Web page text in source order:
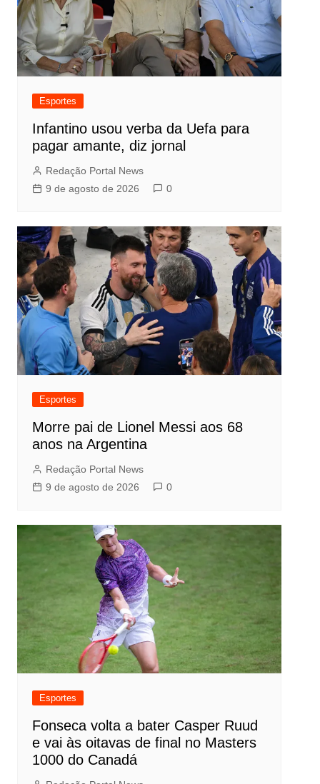
Esportes
Infantino usou verba da Uefa para
pagar amante, diz jornal
Redação Portal News
9 de agosto de 2026
0
Esportes
Morre pai de Lionel Messi aos 68
anos na Argentina
Redação Portal News
9 de agosto de 2026
0
Esportes
Fonseca volta a bater Casper Ruud
e vai às oitavas de final no Masters
1000 do Canadá